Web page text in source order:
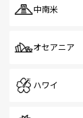
中南米
オセアニア
ハワイ